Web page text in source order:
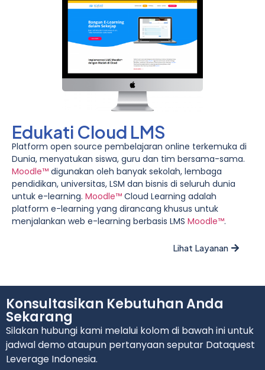
Edukati Cloud LMS
Platform open source pembelajaran online terkemuka di
Dunia, menyatukan siswa, guru dan tim bersama-sama.
Moodle™ digunakan oleh banyak sekolah, lembaga
pendidikan, universitas, LSM dan bisnis di seluruh dunia
untuk e-learning. Moodle™ Cloud Learning adalah
platform e-learning yang dirancang khusus untuk
menjalankan web e-learning berbasis LMS Moodle™.
Lihat Layanan
Konsultasikan Kebutuhan Anda
Sekarang
Silakan hubungi kami melalui kolom di bawah ini untuk
jadwal demo ataupun pertanyaan seputar Dataquest
Leverage Indonesia.